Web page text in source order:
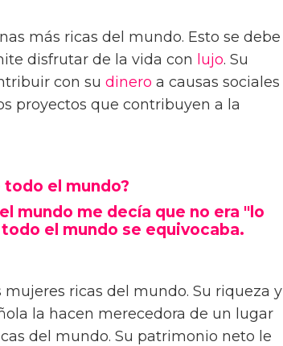
más ricas del mundo. Esto se debe
disfrutar de la vida con lujo. Su
con su dinero a causas sociales
proyectos que contribuyen a la
el mundo?
mundo me decía que no era "lo
el mundo se equivocaba.
mujeres ricas del mundo. Su riqueza y
la hacen merecedora de un lugar
del mundo. Su patrimonio neto le